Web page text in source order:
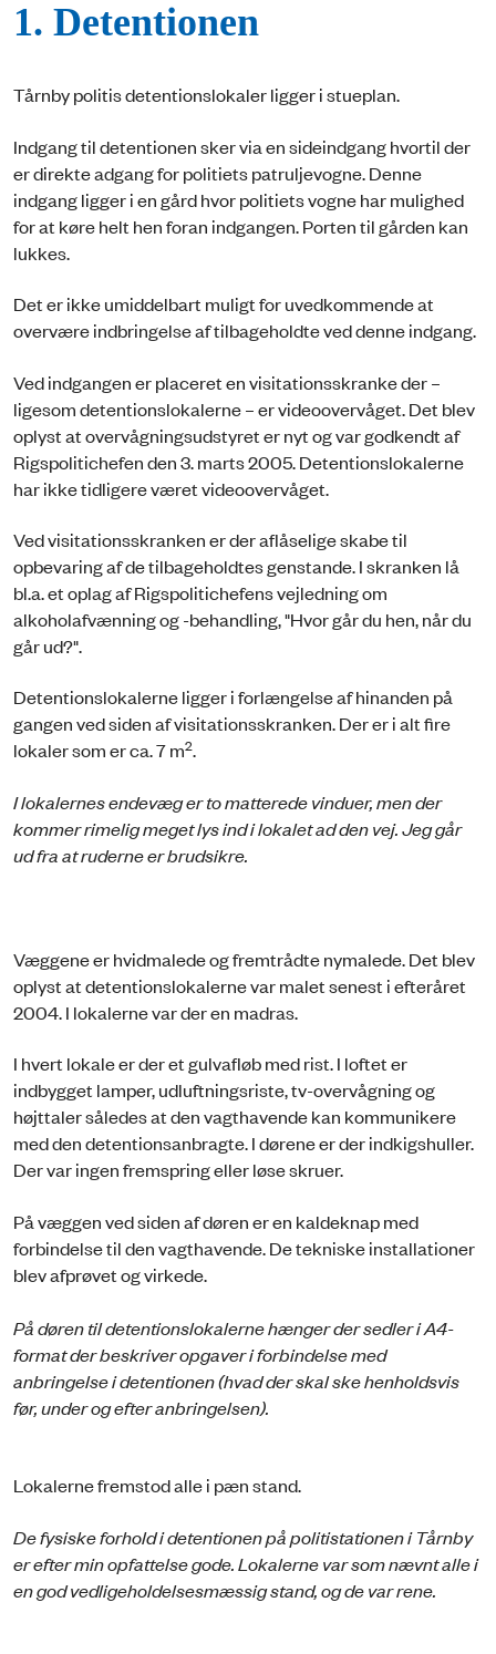
1. Detentionen
Tårnby politis detentionslokaler ligger i stueplan.
Indgang til detentionen sker via en sideindgang hvortil der
er direkte adgang for politiets patruljevogne. Denne
indgang ligger i en gård hvor politiets vogne har mulighed
for at køre helt hen foran indgangen. Porten til gården kan
lukkes.
Det er ikke umiddelbart muligt for uvedkommende at
overvære indbringelse af tilbageholdte ved denne indgang.
Ved indgangen er placeret en visitationsskranke der –
ligesom detentionslokalerne – er videoovervåget. Det blev
oplyst at overvågningsudstyret er nyt og var godkendt af
Rigspolitichefen den 3. marts 2005. Detentionslokalerne
har ikke tidligere været videoovervåget.
Ved visitationsskranken er der aflåselige skabe til
opbevaring af de tilbageholdtes genstande. I skranken lå
bl.a. et oplag af Rigspolitichefens vejledning om
alkoholafvænning og -behandling, "Hvor går du hen, når du
går ud?".
Detentionslokalerne ligger i forlængelse af hinanden på
gangen ved siden af visitationsskranken. Der er i alt fire
lokaler som er ca. 7 m2.
I lokalernes endevæg er to matterede vinduer, men der
kommer rimelig meget lys ind i lokalet ad den vej. Jeg går
ud fra at ruderne er brudsikre.
Væggene er hvidmalede og fremtrådte nymalede. Det blev
oplyst at detentionslokalerne var malet senest i efteråret
2004. I lokalerne var der en madras.
I hvert lokale er der et gulvafløb med rist. I loftet er
indbygget lamper, udluftningsriste, tv-overvågning og
højttaler således at den vagthavende kan kommunikere
med den detentionsanbragte. I dørene er der indkigshuller.
Der var ingen fremspring eller løse skruer.
På væggen ved siden af døren er en kaldeknap med
forbindelse til den vagthavende. De tekniske installationer
blev afprøvet og virkede.
På døren til detentionslokalerne hænger der sedler i A4-
format der beskriver opgaver i forbindelse med
anbringelse i detentionen (hvad der skal ske henholdsvis
før, under og efter anbringelsen).
Lokalerne fremstod alle i pæn stand.
De fysiske forhold i detentionen på politistationen i Tårnby
er efter min opfattelse gode. Lokalerne var som nævnt alle i
en god vedligeholdelsesmæssig stand, og de var rene.